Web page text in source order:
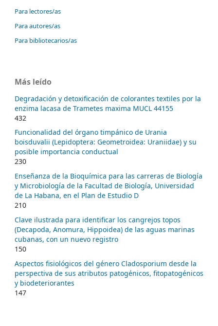
Para lectores/as
Para autores/as
Para bibliotecarios/as
Más leído
Degradación y detoxificación de colorantes textiles por la
enzima lacasa de Trametes maxima MUCL 44155
432
Funcionalidad del órgano timpánico de Urania
boisduvalii (Lepidoptera: Geometroidea: Uraniidae) y su
posible importancia conductual
230
Enseñanza de la Bioquímica para las carreras de Biología
y Microbiología de la Facultad de Biología, Universidad
de La Habana, en el Plan de Estudio D
210
Clave ilustrada para identificar los cangrejos topos
(Decapoda, Anomura, Hippoidea) de las aguas marinas
cubanas, con un nuevo registro
150
Aspectos fisiológicos del género Cladosporium desde la
perspectiva de sus atributos patogénicos, fitopatogénicos
y biodeteriorantes
147